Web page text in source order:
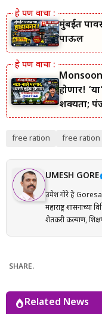
मुंबईत
पाऊल
होणार!
शक्यता;
free ration free ration
UMESH GORE
उमेश गोरे हे
महाराष्ट्र
शेतकरी कल्याण,
आणि संबंधित
वाचकांना अर्ज
भर असतो. Goresarkar.in चा उद्देश महाराष्ट्रातील शेतकरी, विद्यार्थी, महिला,
युवक आणि सर्वसामान्य
SHARE.
Related News